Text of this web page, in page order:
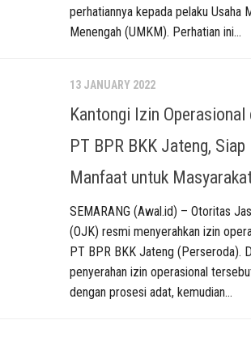
perhatiannya kepada pelaku Usaha
Menengah (UMKM). Perhatian ini...
13 JANUARY 2022
Kantongi Izin Operasional
PT BPR BKK Jateng, Siap
Manfaat untuk
SEMARANG (Awal.id) – Otoritas
(OJK) resmi menyerahkan izin
PT BPR BKK Jateng (Perseroda).
penyerahan izin operasional
dengan prosesi adat, kemudian...